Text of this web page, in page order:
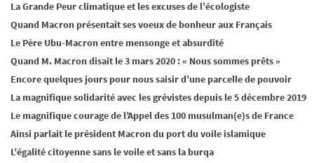
La Grande Peur climatique et les excuses de l’écologiste
Quand Macron présentait ses voeux de bonheur aux Français
Le Père Ubu-Macron entre mensonge et absurdité
Quand M. Macron disait le 3 mars 2020 : « Nous sommes prêts »
Encore quelques jours pour nous saisir d’une parcelle de pouvoir
La magnifique solidarité avec les grévistes depuis le 5 décembre 2019
Le magnifique courage de l’Appel des 100 musulman(e)s de France
Ainsi parlait le président Macron du port du voile islamique
L’égalité citoyenne sans le voile et sans la burqa